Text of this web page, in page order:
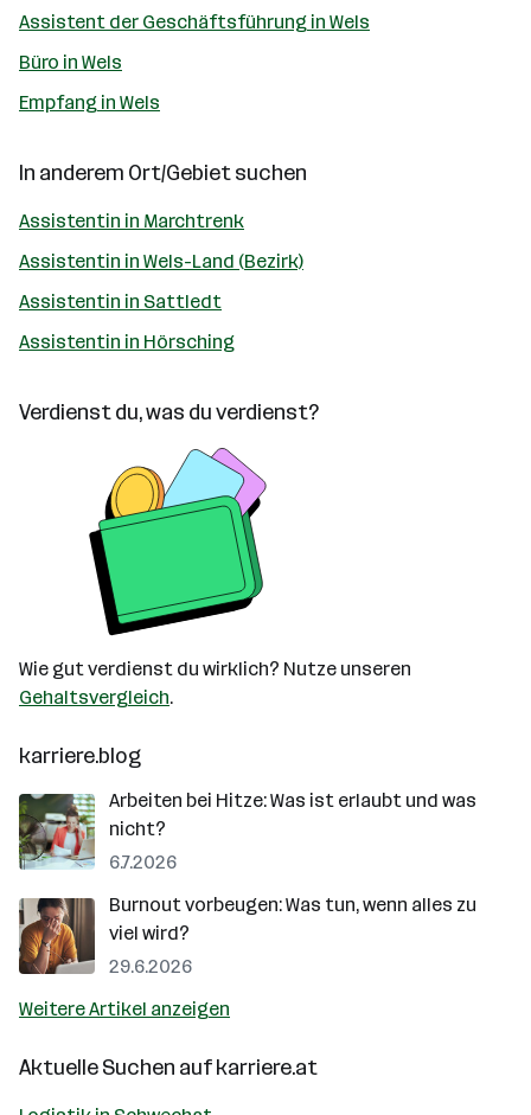
Assistent der Geschäftsführung in Wels
Büro in Wels
Empfang in Wels
In anderem Ort/Gebiet suchen
Assistentin in Marchtrenk
Assistentin in Wels-Land (Bezirk)
Assistentin in Sattledt
Assistentin in Hörsching
Verdienst du, was du verdienst?
Wie gut verdienst du wirklich? Nutze unseren
Gehaltsvergleich.
karriere.blog
Arbeiten bei Hitze: Was ist erlaubt und was
nicht?
6.7.2026
Burnout vorbeugen: Was tun, wenn alles zu
viel wird?
29.6.2026
Weitere Artikel anzeigen
Aktuelle Suchen aufkarriere.at